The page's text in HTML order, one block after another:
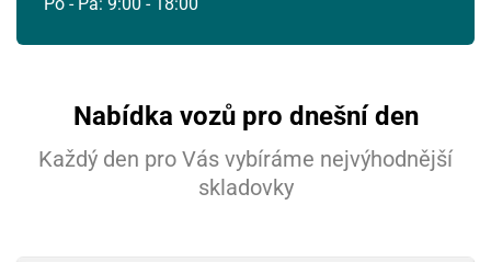
Po - Pá: 9:00 - 18:00
Nabídka vozů pro dnešní den
Každý den pro Vás vybíráme nejvýhodnější
skladovky